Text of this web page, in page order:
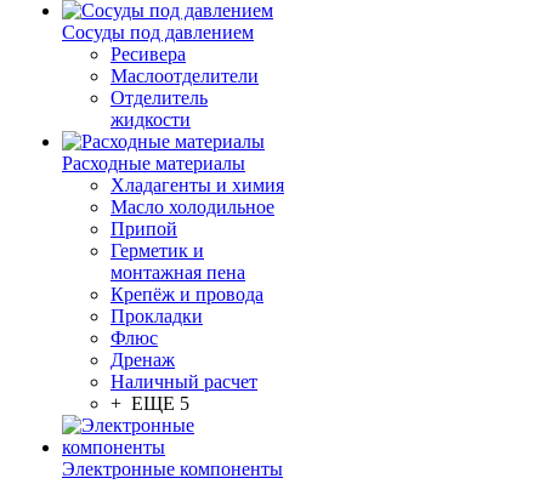
Сосуды под давлением
Ресивера
Маслоотделители
Отделитель
жидкости
Расходные материалы
Хладагенты и химия
Масло холодильное
Припой
Герметик и
монтажная пена
Крепёж и провода
Прокладки
Флюс
Дренаж
Наличный расчет
+ ЕЩЕ 5
Электронные компоненты